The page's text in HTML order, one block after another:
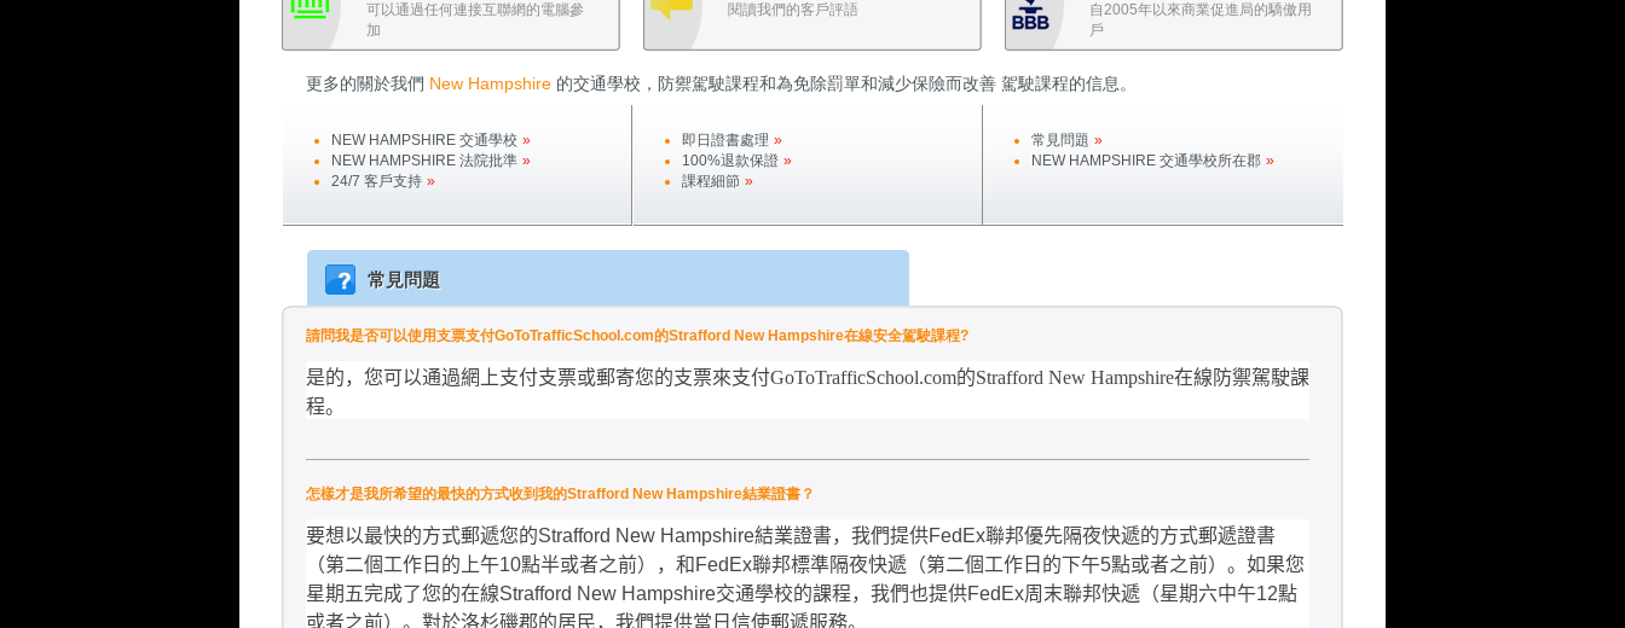
可以通過任何連接互聯網的電腦參
加
閱讀我們的客戶評語
自2005年以來商業促進局的驕傲用
戶
更多的關於我們 New Hampshire的交通學校，防禦駕駛課程和為免除罰單和減少保險而改善 駕駛課程的信息。
NEW HAMPSHIRE交通學校 »
NEW HAMPSHIRE法院批準 »
24/7 客戶支持 »
即日證書處理 »
100%退款保證 »
課程細節 »
常見問題 »
NEW HAMPSHIRE交通學校所在郡 »
常見問題
請問我是否可以使用支票支付GoToTrafficSchool.com的Strafford New Hampshire在線安全駕駛課程?
是的，您可以通過網上支付支票或郵寄您的支票來支付GoToTrafficSchool.com的Strafford New Hampshire在線防禦駕駛課
程。
怎樣才是我所希望的最快的方式收到我的Strafford New Hampshire結業證書？
要想以最快的方式郵遞您的Strafford New Hampshire結業證書，我們提供FedEx聯邦優先隔夜快遞的方式郵遞證書
（第二個工作日的上午10點半或者之前），和 FedEx聯邦標準隔夜快遞（第二個工作日的下午5點或者之前）。如果您
星期五完成了您的在線Strafford New Hampshire交通學校的課程，我們也提供FedEx周末聯邦快遞（星期六中午12點
或者之前）。對於洛杉磯郡的居民，我們提供當日信使郵遞服務。